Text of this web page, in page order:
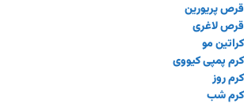
قرص پریورین
قرص لاغری
کراتین مو
کرم پمپی کیووی
کرم روز
کرم شب